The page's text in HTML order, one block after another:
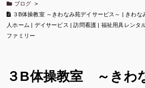
ブログ >
３B体操教室 ～きわなみ苑デイサービス～ | きわ
人ホーム | デイサービス | 訪問看護 | 福祉用具レンタ
ファミリー
３B体操教室 ～きわ